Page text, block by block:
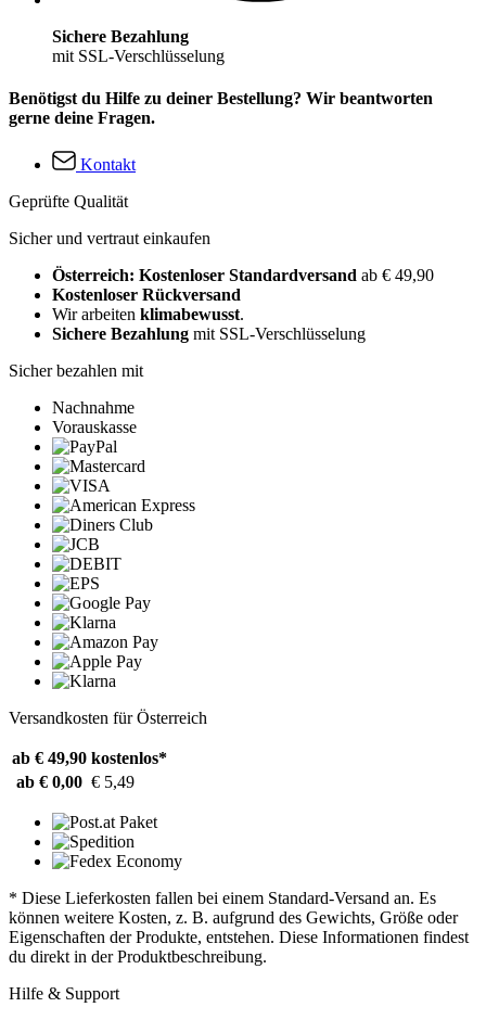
Sichere Bezahlung
mit SSL-Verschlüsselung
Benötigst du Hilfe zu deiner Bestellung? Wir beantworten
gerne deine Fragen.
Kontakt
Geprüfte Qualität
Sicher und vertraut einkaufen
Österreich: Kostenloser Standardversand ab € 49,90
Kostenloser Rückversand
Wir arbeiten klimabewusst.
Sichere Bezahlung mit SSL-Verschlüsselung
Sicher bezahlen mit
Nachnahme
Vorauskasse
Versandkosten für Österreich
ab € 49,90 kostenlos*
ab € 0,00 € 5,49
* Diese Lieferkosten fallen bei einem Standard-Versand an. Es
können weitere Kosten, z. B. aufgrund des Gewichts, Größe oder
Eigenschaften der Produkte, entstehen. Diese Informationen findest
du direkt in der Produktbeschreibung.
Hilfe & Support